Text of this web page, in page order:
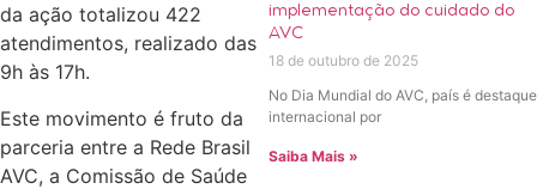
da ação totalizou 422
atendimentos, realizado das
9h às 17h.
Este movimento é fruto da
parceria entre a Rede Brasil
AVC, a Comissão de Saúde
implementação do cuidado do
AVC
18 de outubro de 2025
No Dia Mundial do AVC, país é destaque
internacional por
Saiba Mais »